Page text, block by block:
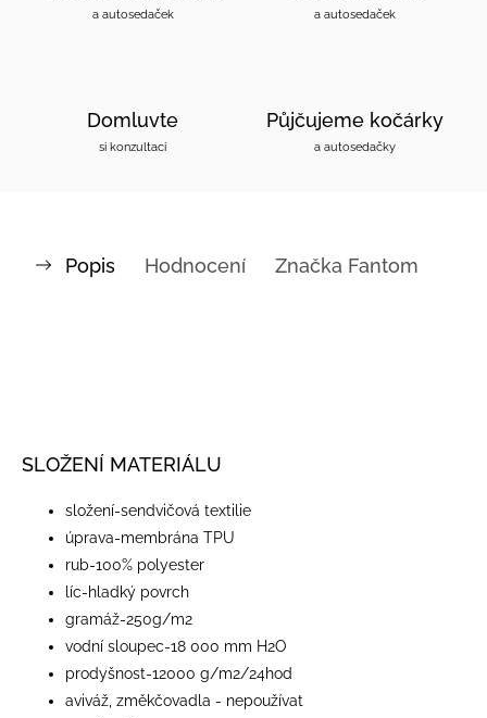
a autosedaček a autosedaček
Domluvte
si konzultaci
Půjčujeme kočárky
a autosedačky
Popis Hodnocení Značka Fantom
SLOŽENÍ MATERIÁLU
​složení-sendvičová textilie
úprava-membrána TPU
rub-100% polyester
líc-hladký povrch
gramáž-250g/m2
vodní sloupec-18 000 mm H2O
prodyšnost-12000 g/m2/24hod
aviváž, změkčovadla - nepoužívat